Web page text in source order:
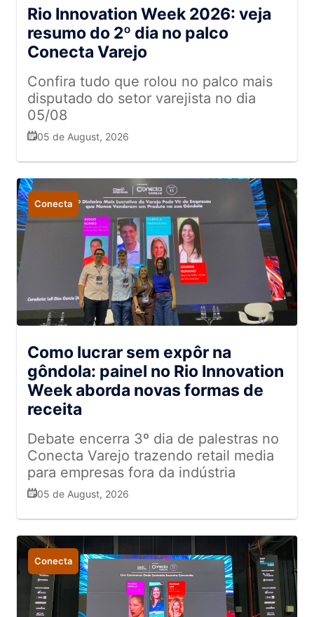
Rio Innovation Week 2026: veja
resumo do 2º dia no palco
Conecta Varejo
Confira tudo que rolou no palco mais
disputado do setor varejista no dia
05/08
05 de August, 2026
Conecta
Como lucrar sem expôr na
gôndola: painel no Rio Innovation
Week aborda novas formas de
receita
Debate encerra 3º dia de palestras no
Conecta Varejo trazendo retail media
para empresas fora da indústria
05 de August, 2026
Conecta